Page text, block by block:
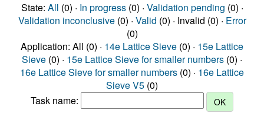
State: All (0) · In progress(0) · Validation pending (0) ·
Validation inconclusive(0) · Valid (0) · Invalid (0) · Error
(0)
Application: All (0) · 14e Lattice Sieve (0) · 15e Lattice
Sieve (0) · 15e Lattice Sieve for smaller numbers (0) ·
16e Lattice Sieve for smaller numbers (0) · 16e Lattice
Sieve V5 (0)
Task name: